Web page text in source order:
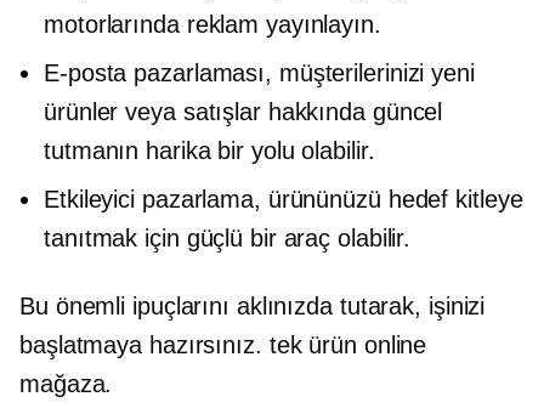
motorlarında reklam yayınlayın.
E-posta pazarlaması, müşterilerinizi yeni
ürünler veya satışlar hakkında güncel
tutmanın harika bir yolu olabilir.
Etkileyici pazarlama, ürününüzü hedef kitleye
tanıtmak için güçlü bir araç olabilir.
Bu önemli ipuçlarını aklınızda tutarak, işinizi
başlatmaya hazırsınız. tek ürün online
mağaza.